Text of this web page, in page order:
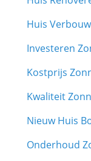
Huis
Investeren
Kostprijs
Kwaliteit
Nieuw Huis
Onderhoud